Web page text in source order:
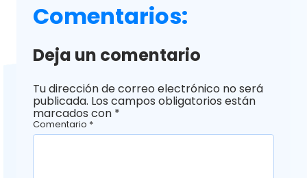
Comentarios:
Deja un comentario
Tu dirección de correo electrónico no será
publicada. Los campos obligatorios están
marcados con *
Comentario *